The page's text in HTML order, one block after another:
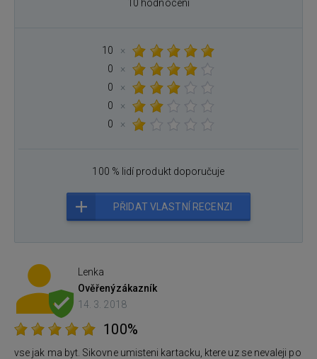
10 hodnocení
10
×
0
×
0
×
0
×
0
×
100 % lidí produkt doporučuje
PŘIDAT VLASTNÍ RECENZI
Lenka
Ověřenýzákazník
14. 3. 2018
100%
vse jak ma byt. Sikovne umisteni kartacku, ktere uz se nevaleji po